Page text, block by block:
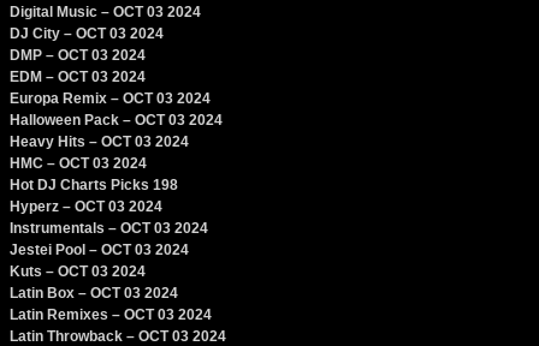
Digital Music – OCT 03 2024
DJ City – OCT 03 2024
DMP – OCT 03 2024
EDM – OCT 03 2024
Europa Remix – OCT 03 2024
Halloween Pack – OCT 03 2024
Heavy Hits – OCT 03 2024
HMC – OCT 03 2024
Hot DJ Charts Picks 198
Hyperz – OCT 03 2024
Instrumentals – OCT 03 2024
Jestei Pool – OCT 03 2024
Kuts – OCT 03 2024
Latin Box – OCT 03 2024
Latin Remixes – OCT 03 2024
Latin Throwback – OCT 03 2024